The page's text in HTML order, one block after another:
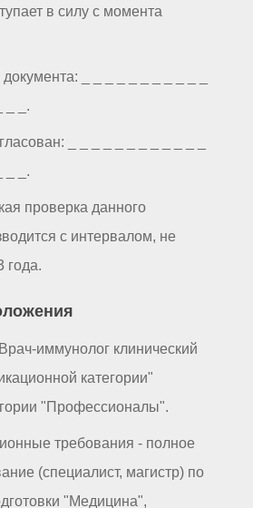
в силу с момента
_ _ _ _ _ _ _ _ _ _ _
_ _.
_ _ _ _ _ _ _ _ _ _ _ _
_ _.
проверка данного
с интервалом, не
иммунолог клинический
категории"
"Профессионалы".
требования - полное
(специалист, магистр) по
"Медицина",